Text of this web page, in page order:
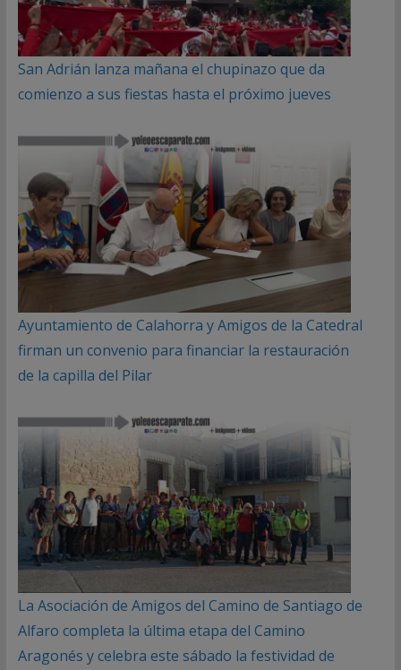
San Adrián lanza mañana el chupinazo que da
comienzo a sus fiestas hasta el próximo jueves
Ayuntamiento de Calahorra y Amigos de la Catedral
firman un convenio para financiar la restauración
de la capilla del Pilar
La Asociación de Amigos del Camino de Santiago de
Alfaro completa la última etapa del Camino
Aragonés y celebra este sábado la festividad de